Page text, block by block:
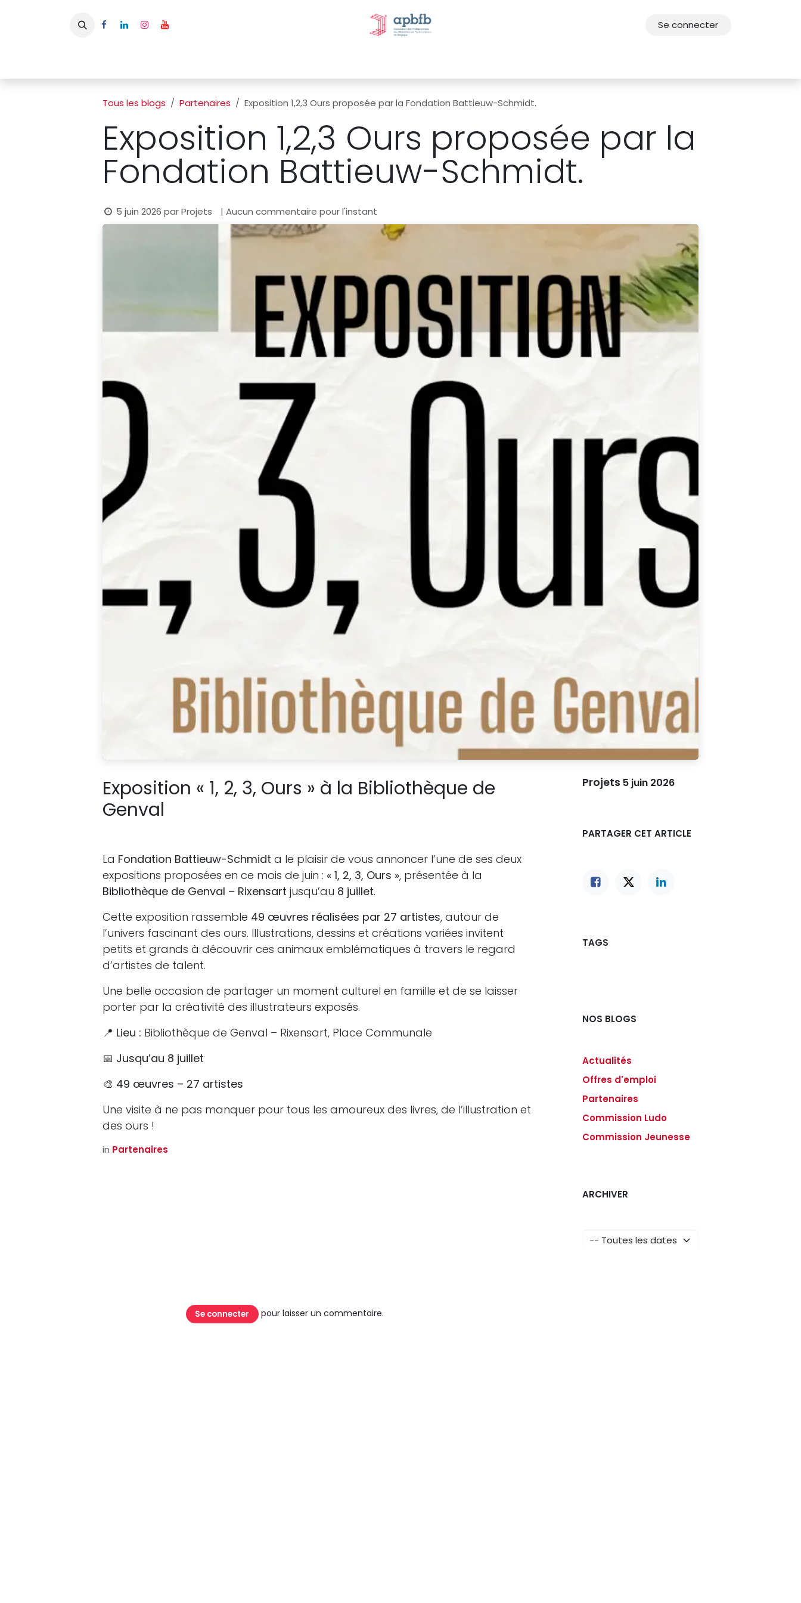
Se connecter
Tous les blogs Partenaires Exposition 1,2,3 Ours proposée par la Fondation Battieuw-Schmidt.
Exposition 1,2,3 Ours proposée par la
Fondation Battieuw-Schmidt.
5 juin 2026 parProjets | Aucun commentaire pour l'instant
Exposition « 1, 2, 3, Ours » à la Bibliothèque de
Genval
La Fondation Battieuw-Schmidt a le plaisir de vous annoncer l’une de ses deux
expositions proposées en ce mois de juin : « 1, 2, 3, Ours », présentée à la
Bibliothèque de Genval – Rixensart jusqu’au 8 juillet.
Cette exposition rassemble 49 œuvres réalisées par 27 artistes, autour de
l’univers fascinant des ours. Illustrations, dessins et créations variées invitent
petits et grands à découvrir ces animaux emblématiques à travers le regard
d’artistes de talent.
Une belle occasion de partager un moment culturel en famille et de se laisser
porter par la créativité des illustrateurs exposés.
📍 Lieu : Bibliothèque de Genval – Rixensart, Place Communale
📅 Jusqu’au 8 juillet
🎨 49 œuvres – 27 artistes
Une visite à ne pas manquer pour tous les amoureux des livres, de l’illustration et
des ours !
in Partenaires
Projets 5 juin 2026
PARTAGER CET ARTICLE
TAGS
NOS BLOGS
Actualités
Offres d'emploi
Partenaires
Commission Ludo
Commission Jeunesse
ARCHIVER
Se connecter pour laisser un commentaire.